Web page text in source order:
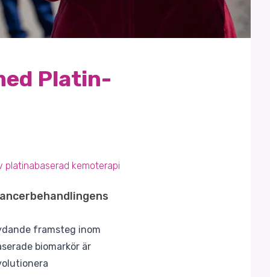
Platin-
platinabaserad kemoterapi
framsteg inom
biomarkör är